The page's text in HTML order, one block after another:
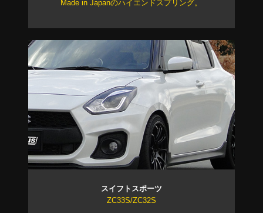
Made in Japanのハイエンドスプリング。
スイフトスポーツ
ZC33S/ZC32S